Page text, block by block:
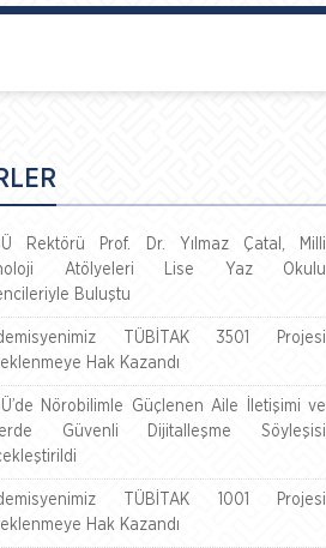
Rektörü Prof. Dr. Yılmaz Çatal, Milli
Atölyeleri Lise Yaz Okulu
Buluştu
TÜBİTAK 3501 Projesi
Hak Kazandı
Nörobilimle Güçlenen Aile İletişimi ve
Güvenli Dijitalleşme Söyleşisi
TÜBİTAK 1001 Projesi
Hak Kazandı